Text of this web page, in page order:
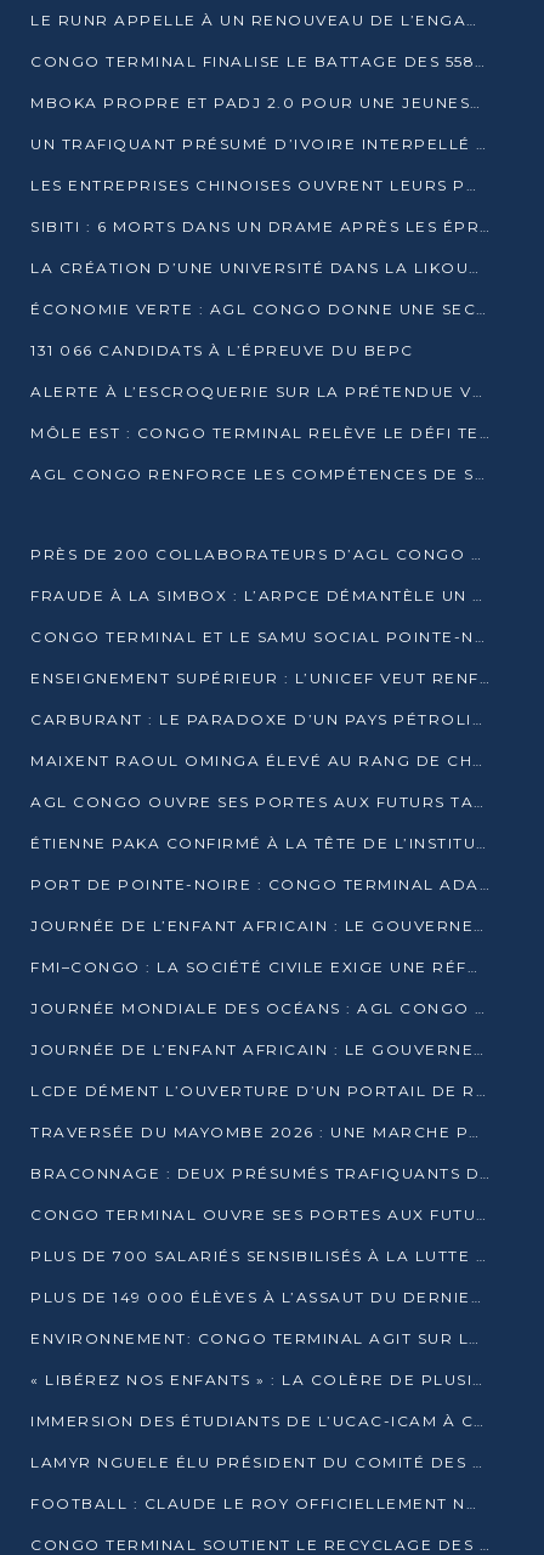
LE RUNR APPELLE À UN RENOUVEAU DE L’ENGAGEMENT MILITANT
CONGO TERMINAL FINALISE LE BATTAGE DES 558 PIEUX DU FUTUR QUAI DU MÔLE EST
MBOKA PROPRE ET PADJ 2.0 POUR UNE JEUNESSE PLUS AUTONOME
UN TRAFIQUANT PRÉSUMÉ D’IVOIRE INTERPELLÉ À DOLISIE
LES ENTREPRISES CHINOISES OUVRENT LEURS PORTES AUX JEUNES DIPLÔMÉS
SIBITI : 6 MORTS DANS UN DRAME APRÈS LES ÉPREUVES DU BEPC
LA CRÉATION D’UNE UNIVERSITÉ DANS LA LIKOUALA AU CŒUR D’UNE RÉFLEXION NATIONALE
ÉCONOMIE VERTE : AGL CONGO DONNE UNE SECONDE VIE À SES DÉCHETS INDUSTRIELS
131 066 CANDIDATS À L’ÉPREUVE DU BEPC
ALERTE À L’ESCROQUERIE SUR LA PRÉTENDUE VENTE DE PARCELLES AFAT
MÔLE EST : CONGO TERMINAL RELÈVE LE DÉFI TECHNIQUE DES SABLES BITUMINEUX
AGL CONGO RENFORCE LES COMPÉTENCES DE SES ÉQUIPES AVEC LA CERTIFICATION CACES® R483
PRÈS DE 200 COLLABORATEURS D’AGL CONGO EN FORMATION JUSQU’EN JUILLET
FRAUDE À LA SIMBOX : L’ARPCE DÉMANTÈLE UN RÉSEAU UTILISANT DES CARTES SIM OUGANDAISES
CONGO TERMINAL ET LE SAMU SOCIAL POINTE-NOIRE RENOUVELLENT LEUR PARTENARIAT EN FAVEUR DES JEUNES VULNÉRABLES
ENSEIGNEMENT SUPÉRIEUR : L’UNICEF VEUT RENFORCER LA RECHERCHE SUR LES QUESTIONS DE L’ENFANCE
CARBURANT : LE PARADOXE D’UN PAYS PÉTROLIER CONFRONTÉ À DES PÉNURIES RÉCURRENTES
MAIXENT RAOUL OMINGA ÉLEVÉ AU RANG DE CHEVALIER DE L’ORDRE DE L’AMITIÉ ENTRE LA RUSSIE ET LE CONGO
AGL CONGO OUVRE SES PORTES AUX FUTURS TALENTS DE LA LOGISTIQUE
ÉTIENNE PAKA CONFIRMÉ À LA TÊTE DE L’INSTITUT GÉOGRAPHIQUE NATIONAL
PORT DE POINTE-NOIRE : CONGO TERMINAL ADAPTE SON DRAGAGE AUX SABLES BITUMINEUX
JOURNÉE DE L’ENFANT AFRICAIN : LE GOUVERNEMENT RÉAFFIRME SON ENGAGEMENT POUR L’ACCÈS À L’EAU ET À L’ASSAINISSEMENT
FMI–CONGO : LA SOCIÉTÉ CIVILE EXIGE UNE RÉFORME DE LA FISCALITÉ PÉTROLIÈRE
JOURNÉE MONDIALE DES OCÉANS : AGL CONGO MOBILISE SES COLLABORATEURS POUR LA PRÉSERVATION DE LA BIODIVERSITÉ MARINE
JOURNÉE DE L’ENFANT AFRICAIN : LE GOUVERNEMENT MOBILISÉ POUR L’HYGIÈNE DANS LES ORPHELINATS
LCDE DÉMENT L’OUVERTURE D’UN PORTAIL DE RECRUTEMENT ET APPELLE À LA VIGILANCE
TRAVERSÉE DU MAYOMBE 2026 : UNE MARCHE POUR SENSIBILISER ET DÉPISTER AU DIABÈTE
BRACONNAGE : DEUX PRÉSUMÉS TRAFIQUANTS D’HIPPOPOTAME ÉCROUÉS À BRAZZAVILLE
CONGO TERMINAL OUVRE SES PORTES AUX FUTURS INGÉNIEURS DE L’UCAC-ICAM
PLUS DE 700 SALARIÉS SENSIBILISÉS À LA LUTTE CONTRE LA TUBERCULOSE À CONGO TERMINAL
PLUS DE 149 000 ÉLÈVES À L’ASSAUT DU DERNIER CEPE
ENVIRONNEMENT: CONGO TERMINAL AGIT SUR LE TERRAIN ET FORME LES PLUS JEUNES
« LIBÉREZ NOS ENFANTS » : LA COLÈRE DE PLUSIEURS MÈRES À BRAZZAVILLE CONTRE LA DGSP
IMMERSION DES ÉTUDIANTS DE L’UCAC-ICAM À CONGO TERMINAL
LAMYR NGUELE ÉLU PRÉSIDENT DU COMITÉ DES MEMBRES D’HONNEUR DU PCT
FOOTBALL : CLAUDE LE ROY OFFICIELLEMENT NOMMÉ SÉLECTIONNEUR DU CONGO
CONGO TERMINAL SOUTIENT LE RECYCLAGE DES DÉCHETS PLASTIQUES À POINTE-NOIRE